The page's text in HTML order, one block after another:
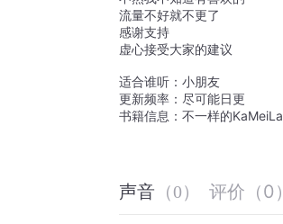
流量不好就不更了
感谢支持
虚心接受大家的建议
适合谁听：小朋友
更新频率：尽可能日更
书籍信息：不一样的KaMeiLa
声音 （0） 评价 （0 ）